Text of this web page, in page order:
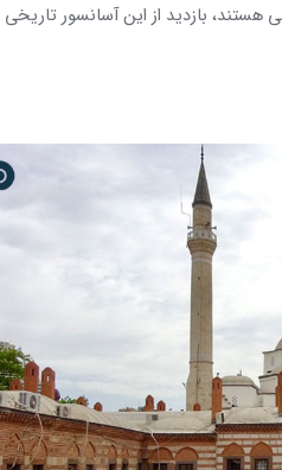
بازدید از این آسانسور تاریخی